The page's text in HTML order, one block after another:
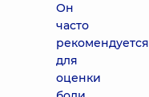
Он
часто
рекомендуется
для
оценки